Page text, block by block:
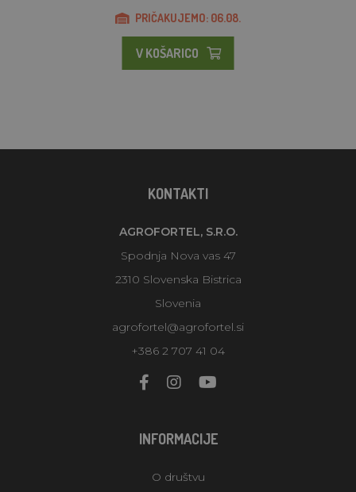
PRIČAKUJEMO: 06.08.
V KOŠARICO
KONTAKTI
AGROFORTEL, S.R.O.
Spodnja Nova vas 47
2310 Slovenska Bistrica
Slovenia
agrofortel@agrofortel.si
+386 2 707 41 04
INFORMACIJE
O društvu